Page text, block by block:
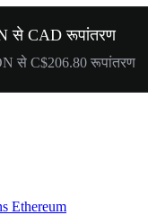
से CAD रूपांतरण
से C$206.80 रूपांतरण
Ethereum